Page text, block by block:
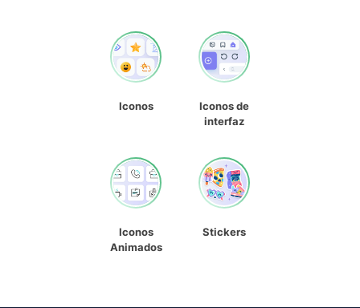
Iconos
Iconos de
interfaz
Iconos
Animados
Stickers